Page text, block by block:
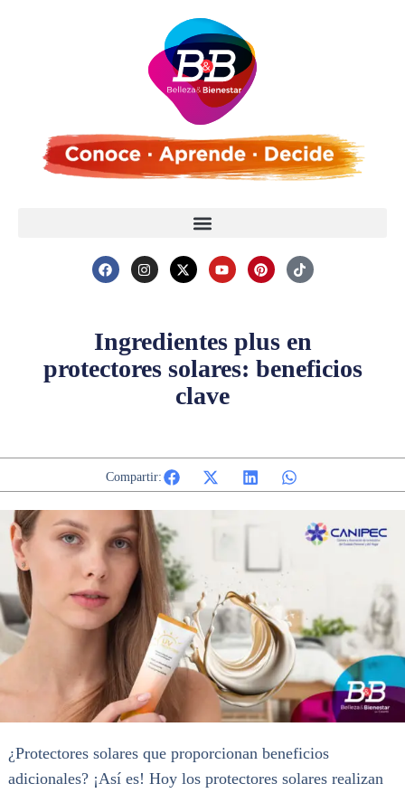
Ingredientes plus en
protectores solares: beneficios
clave
Compartir:
¿Protectores solares que proporcionan beneficios
adicionales? ¡Así es! Hoy los protectores solares realizan